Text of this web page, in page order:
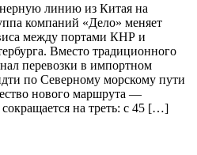
линию из Китая на
компаний «Дело» меняет
между портами КНР и
Вместо традиционного
перевозки в импортном
по Северному морскому пути
нового маршрута —
на треть: с 45 […]